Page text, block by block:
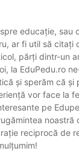
educație, sau
ar fi util să citați
părți dintr-un
la EduPedu.ro
și sperăm că și
vor face la
pe
noastră
reciprocă de